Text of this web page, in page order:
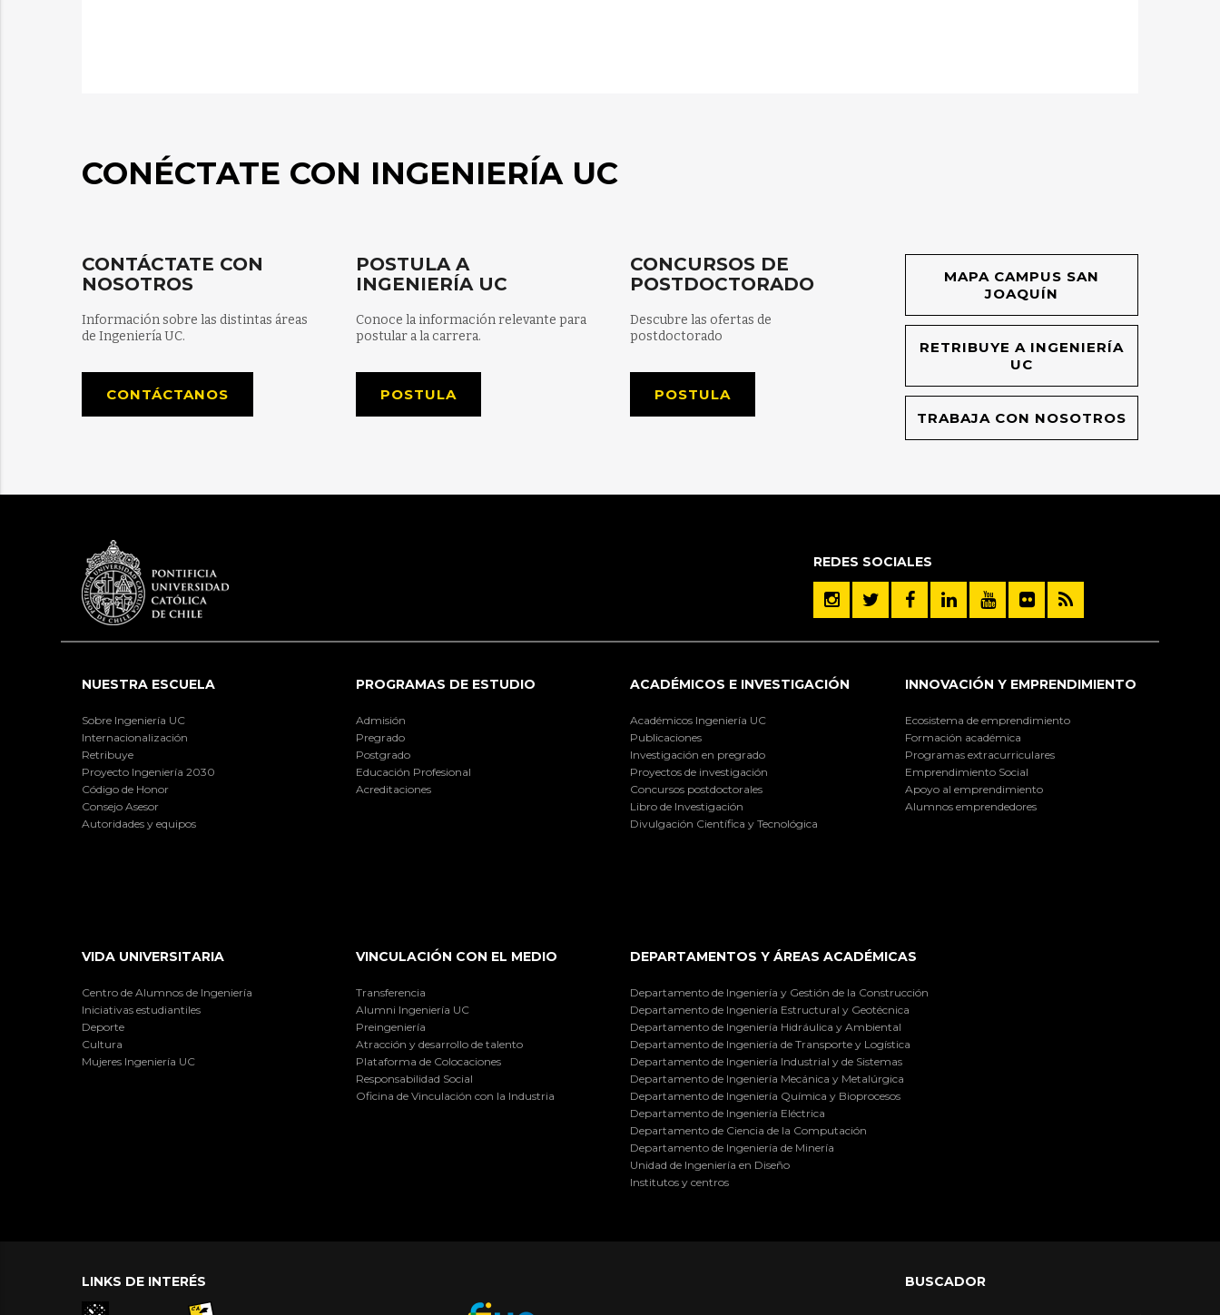
CONÉCTATE CON INGENIERÍA UC
CONTÁCTATE CON
NOSOTROS
Información sobre las distintas áreas
de Ingeniería UC.
CONTÁCTANOS
POSTULA A
INGENIERÍA UC
Conoce la información relevante para
postular a la carrera.
POSTULA
CONCURSOS DE
POSTDOCTORADO
Descubre las ofertas de
postdoctorado
POSTULA
MAPA CAMPUS SAN
JOAQUÍN
RETRIBUYE A INGENIERÍA
UC
TRABAJA CON NOSOTROS
REDES SOCIALES
NUESTRA ESCUELA
Sobre Ingeniería UC
Internacionalización
Retribuye
Proyecto Ingeniería 2030
Código de Honor
Consejo Asesor
Autoridades y equipos
PROGRAMAS DE ESTUDIO
Admisión
Pregrado
Postgrado
Educación Profesional
Acreditaciones
ACADÉMICOS E INVESTIGACIÓN
Académicos Ingeniería UC
Publicaciones
Investigación en pregrado
Proyectos de investigación
Concursos postdoctorales
Libro de Investigación
Divulgación Científica y Tecnológica
INNOVACIÓN Y EMPRENDIMIENTO
Ecosistema de emprendimiento
Formación académica
Programas extracurriculares
Emprendimiento Social
Apoyo al emprendimiento
Alumnos emprendedores
VIDA UNIVERSITARIA
Centro de Alumnos de Ingeniería
Iniciativas estudiantiles
Deporte
Cultura
Mujeres Ingeniería UC
VINCULACIÓN CON EL MEDIO
Transferencia
Alumni Ingeniería UC
Preingeniería
Atracción y desarrollo de talento
Plataforma de Colocaciones
Responsabilidad Social
Oficina de Vinculación con la Industria
DEPARTAMENTOS Y ÁREAS ACADÉMICAS
Departamento de Ingeniería y Gestión de la Construcción
Departamento de Ingeniería Estructural y Geotécnica
Departamento de Ingeniería Hidráulica y Ambiental
Departamento de Ingeniería de Transporte y Logística
Departamento de Ingeniería Industrial y de Sistemas
Departamento de Ingeniería Mecánica y Metalúrgica
Departamento de Ingeniería Química y Bioprocesos
Departamento de Ingeniería Eléctrica
Departamento de Ciencia de la Computación
Departamento de Ingeniería de Minería
Unidad de Ingeniería en Diseño
Institutos y centros
LINKS DE INTERÉS BUSCADOR